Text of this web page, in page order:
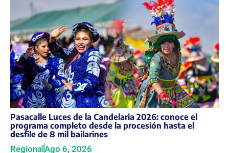
Pasacalle Luces de la Candelaria 2026: conoce el
programa completo desde la procesión hasta el
desfile de 8 mil bailarines
Regional Ago 6, 2026